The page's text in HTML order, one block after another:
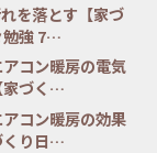
を落とす【家づ
勉強 7…
コン暖房の電気
家づく…
コン暖房の効果
くり日…